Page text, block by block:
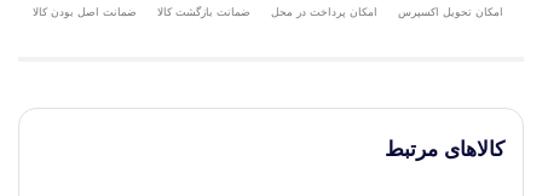
امکان تحویل اکسپرس امکان پرداخت در محل ضمانت بازگشت کالا ضمانت اصل بودن کالا
کالاهای مرتبط